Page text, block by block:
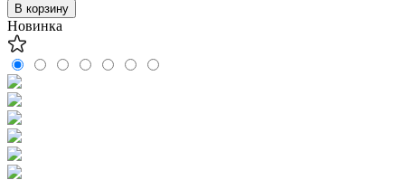
В корзину
Новинка